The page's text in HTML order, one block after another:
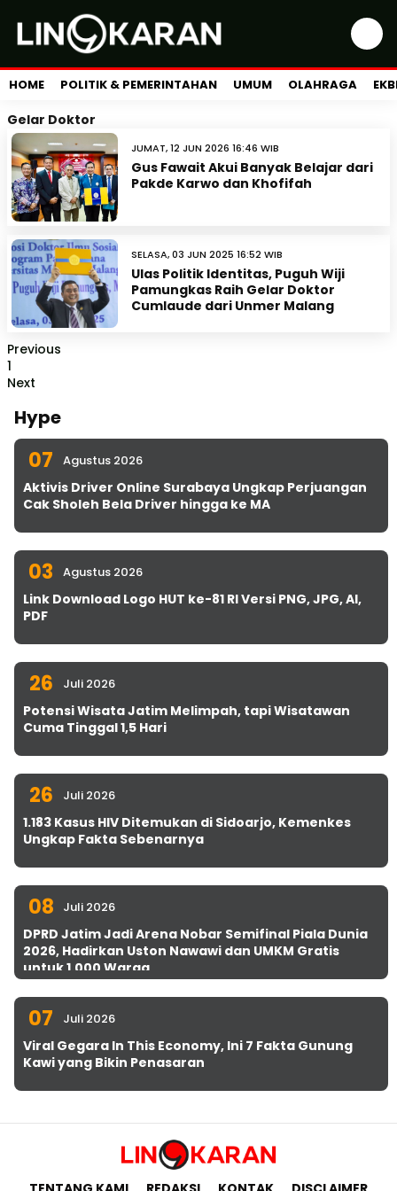
HOME POLITIK & PEMERINTAHAN UMUM OLAHRAGA
Gelar Doktor
JUMAT, 12 JUN 2026 16:46 WIB
Gus Fawait Akui Banyak Belajar dari
Pakde Karwo dan Khofifah
SELASA, 03 JUN 2025 16:52 WIB
Ulas Politik Identitas, Puguh Wiji
Pamungkas Raih Gelar Doktor
Cumlaude dari Unmer Malang
Previous
1
Next
Hype
07 Agustus 2026
Aktivis Driver Online Surabaya Ungkap Perjuangan
Cak Sholeh Bela Driver hingga ke MA
03 Agustus 2026
Link Download Logo HUT ke-81 RI Versi PNG, JPG, AI,
PDF
26 Juli 2026
Potensi Wisata Jatim Melimpah, tapi Wisatawan
Cuma Tinggal 1,5 Hari
26 Juli 2026
1.183 Kasus HIV Ditemukan di Sidoarjo, Kemenkes
Ungkap Fakta Sebenarnya
08 Juli 2026
DPRD Jatim Jadi Arena Nobar Semifinal Piala Dunia
2026, Hadirkan Uston Nawawi dan UMKM Gratis
untuk 1.000 Warga
07 Juli 2026
Viral Gegara In This Economy, Ini 7 Fakta Gunung
Kawi yang Bikin Penasaran